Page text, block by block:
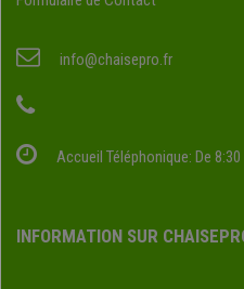
info@chaisepro.fr
Accueil Téléphonique: De 8:30
INFORMATION SUR